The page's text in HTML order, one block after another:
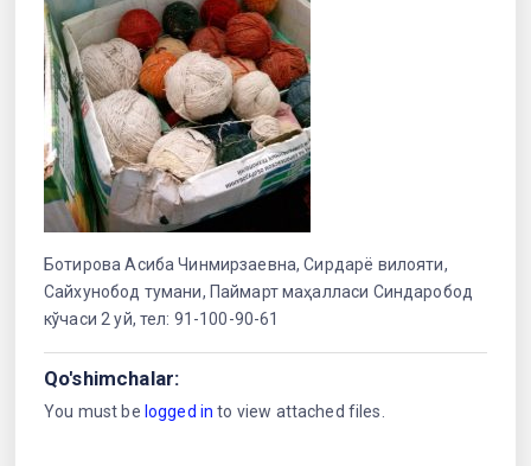
Ботирова Асиба Чинмирзаевна, Сирдарё вилояти,
Сайхунобод тумани, Паймарт маҳалласи Синдаробод
кўчаси 2 уй, тел: 91-100-90-61
Qo'shimchalar:
You must be logged in to view attached files.